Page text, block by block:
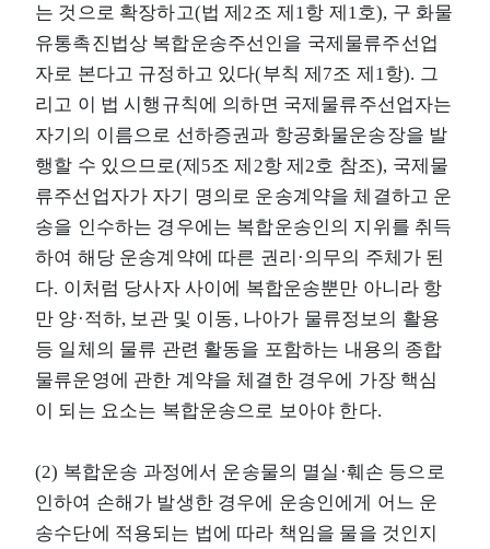
는 것으로 확장하고(법 제2조 제1항 제1호), 구 화물
유통촉진법상 복합운송주선인을 국제물류주선업
자로 본다고 규정하고 있다(부칙 제7조 제1항). 그
리고 이 법 시행규칙에 의하면 국제물류주선업자는
자기의 이름으로 선하증권과 항공화물운송장을 발
행할 수 있으므로(제5조 제2항 제2호 참조), 국제물
류주선업자가 자기 명의로 운송계약을 체결하고 운
송을 인수하는 경우에는 복합운송인의 지위를 취득
하여 해당 운송계약에 따른 권리·의무의 주체가 된
다. 이처럼 당사자 사이에 복합운송뿐만 아니라 항
만 양·적하, 보관 및 이동, 나아가 물류정보의 활용
등 일체의 물류 관련 활동을 포함하는 내용의 종합
물류운영에 관한 계약을 체결한 경우에 가장 핵심
이 되는 요소는 복합운송으로 보아야 한다.
(2) 복합운송 과정에서 운송물의 멸실·훼손 등으로
인하여 손해가 발생한 경우에 운송인에게 어느 운
송수단에 적용되는 법에 따라 책임을 물을 것인지